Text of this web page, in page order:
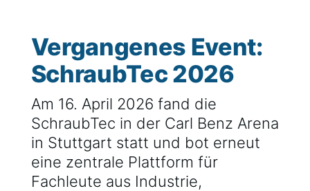
Vergangenes Event:
SchraubTec 2026
Am 16. April 2026 fand die
SchraubTec in der Carl Benz Arena
in Stuttgart statt und bot erneut
eine zentrale Plattform für
Fachleute aus Industrie,